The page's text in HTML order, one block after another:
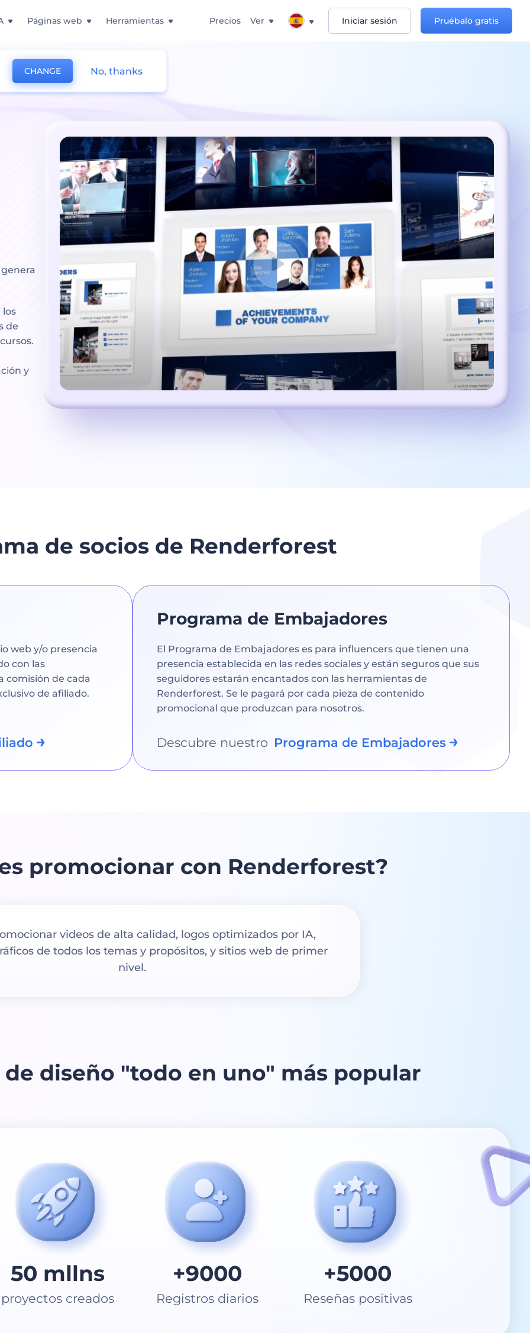
Páginas web Herramientas Precios Ver Iniciar sesión Pruébalo gratis
de
y
de socios de Renderforest
web y/o presencia
con las
comisión de cada
de afiliado.
Programa de Embajadores
El Programa de Embajadores es para influencers que tienen una
presencia establecida en las redes sociales y están seguros que sus
seguidores estarán encantados con las herramientas de
Renderforest. Se le pagará por cada pieza de contenido
promocional que produzcan para nosotros.
Descubre nuestro Programa de Embajadores
promocionar con Renderforest?
videos de alta calidad, logos optimizados por IA,
de todos los temas y propósitos, y sitios web de primer
nivel.
diseño "todo en uno" más popular
50 mllns
proyectos creados
+9000
Registros diarios
+5000
Reseñas positivas
CHANGE No, thanks